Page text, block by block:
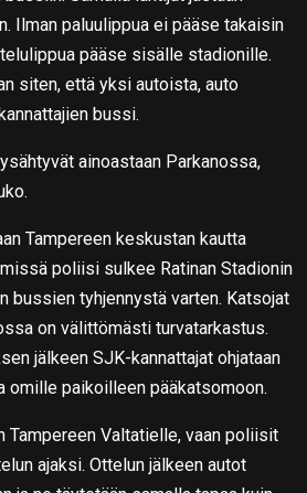
Ilman paluulippua ei pääse takaisin
pääse sisälle stadionille.
siten, että yksi autoista, auto
bussi.
ainoastaan Parkanossa,
Tampereen keskustan kautta
poliisi sulkee Ratinan Stadionin
bussien tyhjennystä varten. Katsojat
on välittömästi turvatarkastus.
jälkeen SJK-kannattajat ohjataan
omille paikoilleen pääkatsomoon.
Tampereen Valtatielle, vaan poliisit
ajaksi. Ottelun jälkeen autot